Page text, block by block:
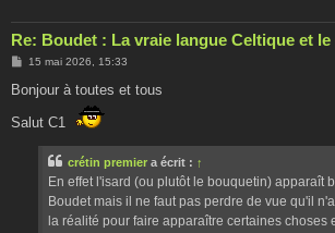
Re: Boudet : La vraie langue Celtique et
M
s
g
15 mai 2026, 15:33
Bonjour à toutes et tous
Salut C1
crétin premier a écrit : ↑
En effet l'isard (ou plutôt le bouquetin) apparaît
Boudet mais il ne faut pas perdre de vue qu'il
la réalité pour faire apparaître certaines choses